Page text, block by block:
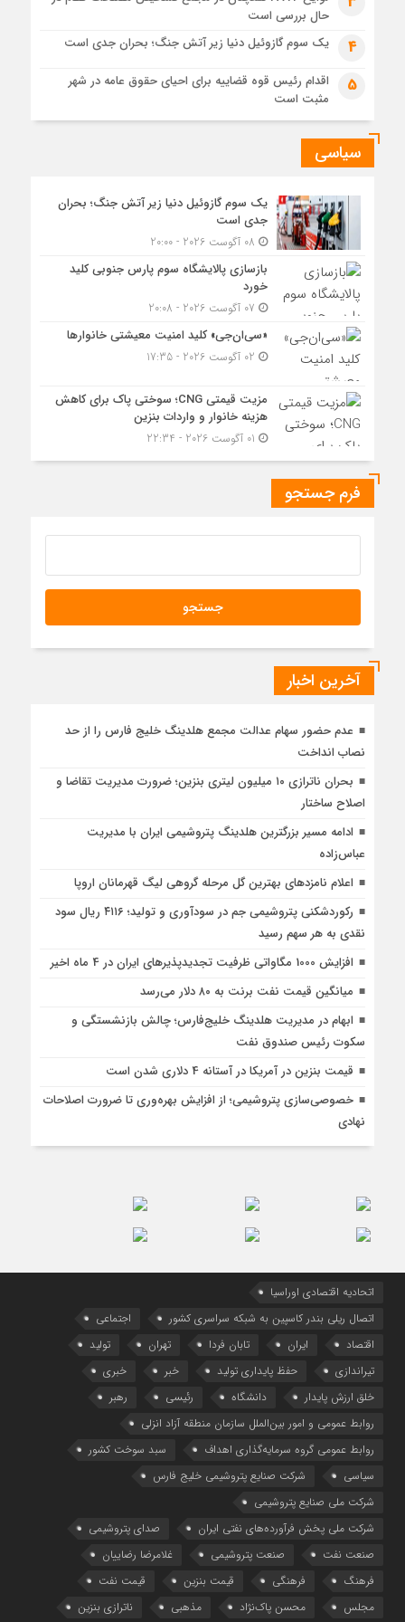
حال بررسی است
4 یک سوم گازوئیل دنیا زیر آتش جنگ؛ بحران جدی است
5
اقدام رئیس قوه قضاییه برای احیای حقوق عامه در شهر
مثبت است
سیاسی
یک سوم گازوئیل دنیا زیر آتش جنگ؛ بحران
جدی است
بازسازی پالایشگاه سوم پارس جنوبی کلید
خورد
«سی‌ان‌جی» کلید امنیت معیشتی خانوارها
مزیت قیمتی CNG؛ سوختی پاک برای کاهش
هزینه خانوار و واردات بنزین
فرم جستجو
آخرین اخبار
عدم حضور سهام عدالت مجمع هلدینگ خلیج فارس را از حد
نصاب انداخت
بحران ناترازی ۱۰ میلیون لیتری بنزین؛ ضرورت مدیریت تقاضا و
اصلاح ساختار
ادامه مسیر بزرگترین هلدینگ پتروشیمی ایران با مدیریت
عباس‌زاده
اعلام نامزدهای بهترین گل مرحله گروهی لیگ قهرمانان اروپا
رکوردشکنی پتروشیمی جم در سودآوری و تولید؛ ۴۱۱۶ ریال سود
نقدی به هر سهم رسید
افزایش 1000 مگاواتی ظرفیت تجدیدپذیرهای ایران در 4 ماه اخیر
میانگین قیمت نفت برنت به ۸۰ دلار می‌رسد
ابهام در مدیریت هلدینگ خلیج‌فارس؛ چالش بازنشستگی و
سکوت رئیس صندوق نفت
قیمت بنزین در آمریکا در آستانه 4 دلاری شدن است
خصوصی‌سازی پتروشیمی؛ از افزایش بهره‌وری تا ضرورت اصلاحات
نهادی
اتحادیه اقتصادی اوراسیا
اتصال ریلی بندر کاسپین به شبکه سراسری کشور
اجتماعی
اقتصاد
ایران تابان فردا تهران
تولید
تیراندازی
حفظ پایداری تولید خبر
خبری
خلق ارزش پایدار
دانشگاه رئیسی
رهبر
روابط عمومی و امور بین‌الملل سازمان منطقه آزاد انزلی
روابط عمومی گروه سرمایه‌گذاری اهداف
سبد سوخت کشور
سیاسی
شرکت صنایع پتروشیمی خلیج فارس
شرکت ملی صنایع پتروشیمی
شرکت ملی پخش فرآورده‌های نفتی ایران
صدای پتروشیمی
صنعت نفت
صنعت پتروشیمی
غلامرضا رضاییان
فرهنگ
فرهنگی قیمت بنزین
قیمت نفت
مجلس
محسن پاک‌نژاد مذهبی ناترازی بنزین